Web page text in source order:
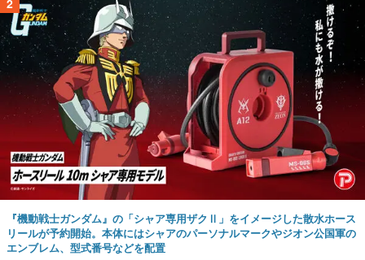
『機動戦士ガンダム』の「シャア専用ザクⅡ」をイメージした散水ホース
リールが予約開始。本体にはシャアのパーソナルマークやジオン公国軍の
エンブレム、型式番号などを配置